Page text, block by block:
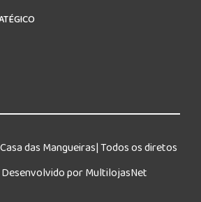
das Mangueiras| Todos os diretos
por MultilojasNet